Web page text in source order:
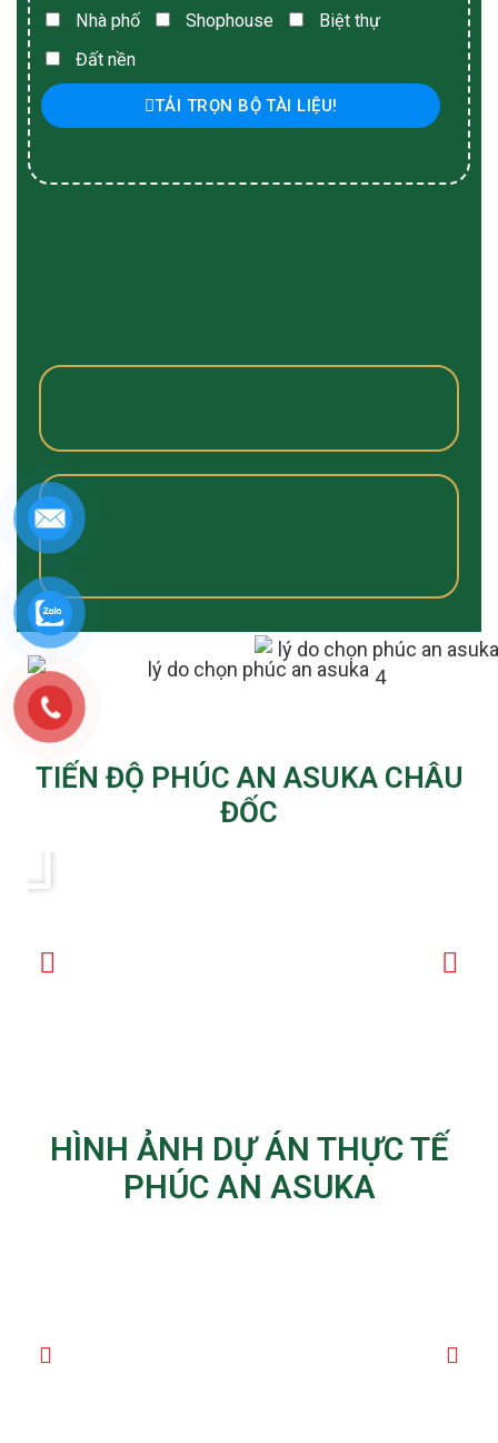
Nhà phố
Shophouse
Biệt thự
Đất nền
TẢI TRỌN BỘ TÀI LIỆU!
TIẾN ĐỘ PHÚC AN ASUKA CHÂU
ĐỐC
HÌNH ẢNH DỰ ÁN THỰC TẾ
PHÚC AN ASUKA